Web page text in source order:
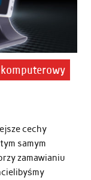
cechy
samym
zamawianiu